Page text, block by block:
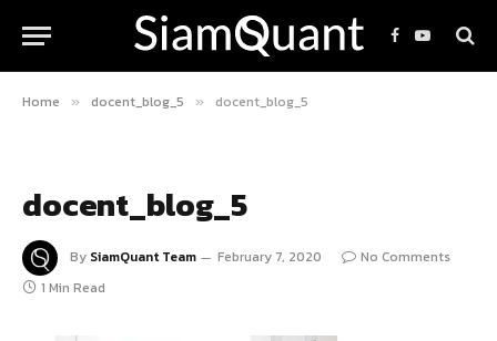
Facebook
YouTube
Home » docent_blog_5 » docent_blog_5
docent_blog_5
By SiamQuant Team February 7, 2020
No Comments
1 Min Read